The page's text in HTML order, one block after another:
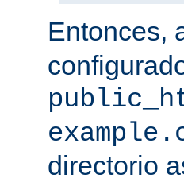
Entonces,
directorio